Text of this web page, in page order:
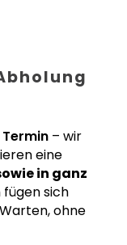
– wir
eine
in ganz
fügen sich
ohne